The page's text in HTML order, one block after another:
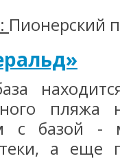
Пионерский
пляжа
с базой -
а еще